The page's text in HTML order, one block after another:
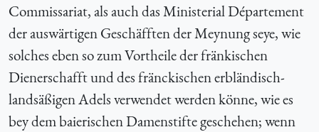
Commissariat, als auch das Ministerial Département
der auswärtigen Geschäfften der Meynung seye, wie
solches eben so zum Vortheile der fränkischen
Dienerschafft und des fränckischen erbländisch-
landsäßigen Adels verwendet werden könne, wie es
bey dem baierischen Damenstifte geschehen; wenn